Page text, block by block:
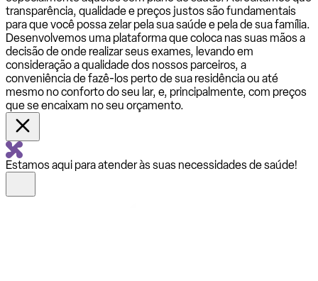
transparência, qualidade e preços justos são fundamentais
para que você possa zelar pela sua saúde e pela de sua família.
Desenvolvemos uma plataforma que coloca nas suas mãos a
decisão de onde realizar seus exames, levando em
consideração a qualidade dos nossos parceiros, a
conveniência de fazê-los perto de sua residência ou até
mesmo no conforto do seu lar, e, principalmente, com preços
que se encaixam no seu orçamento.
Estamos aqui para atender às suas necessidades de saúde!